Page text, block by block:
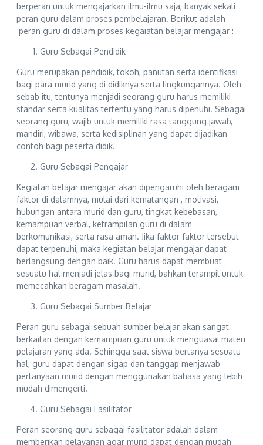
berperan untuk mengajarkan ilmu-ilmu saja, banyak sekali
peran guru dalam proses pembelajaran. Berikut adalah
peran guru di dalam proses kegaiatan belajar mengajar :
Guru Sebagai Pendidik
Guru merupakan pendidik, tokoh, panutan serta identifikasi
bagi para murid yang di didiknya serta lingkungannya. Oleh
sebab itu, tentunya menjadi seorang guru harus memiliki
standar serta kualitas tertentu yang harus dipenuhi. Sebagai
seorang guru, wajib untuk memiliki rasa tanggung jawab,
mandiri, wibawa, serta kedisiplinan yang dapat dijadikan
contoh bagi peserta didik.
Guru Sebagai Pengajar
Kegiatan belajar mengajar akan dipengaruhi oleh beragam
faktor di dalamnya, mulai dari kematangan , motivasi,
hubungan antara murid dan guru, tingkat kebebasan,
kemampuan verbal, ketrampilan guru di dalam
berkomunikasi, serta rasa aman. Jika faktor faktor tersebut
dapat terpenuhi, maka kegiatan belajar mengajar dapat
berlangsung dengan baik. Guru harus dapat membuat
sesuatu hal menjadi jelas bagi murid, bahkan terampil untuk
memecahkan beragam masalah.
Guru Sebagai Sumber Belajar
Peran guru sebagai sebuah sumber belajar akan sangat
berkaitan dengan kemampuan guru untuk menguasai materi
pelajaran yang ada. Sehingga saat siswa bertanya sesuatu
hal, guru dapat dengan sigap dan tanggap menjawab
pertanyaan murid dengan menggunakan bahasa yang lebih
mudah dimengerti.
Guru Sebagai Fasilitator
Peran seorang guru sebagai fasilitator adalah dalam
memberikan pelayanan agar murid dapat dengan mudah